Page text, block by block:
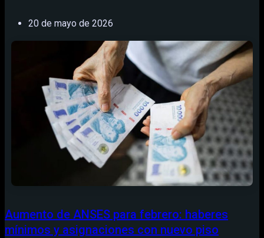
20 de mayo de 2026
Aumento de ANSES para febrero: haberes
mínimos y asignaciones con nuevo piso